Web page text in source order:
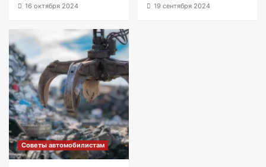
16 октября 2024
19 сентября 2024
Советы автомобилистам